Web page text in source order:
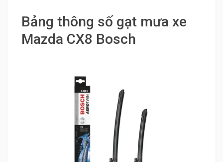
Bảng thông số gạt mưa xe
Mazda CX8 Bosch